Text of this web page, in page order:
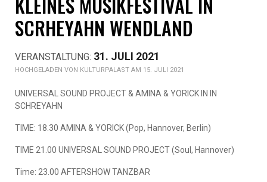
SCRHEYAHN WENDLAND
31. JULI 2021
KULTURPALAST AM 15. JULI 2021
UNIVERSAL SOUND PROJECT & AMINA & YORICK IN IN
SCHREYAHN
TIME: 18.30 AMINA & YORICK (Pop, Hannover, Berlin)
TIME 21.00 UNIVERSAL SOUND PROJECT (Soul, Hannover)
Time: 23.00 AFTERSHOW TANZBAR